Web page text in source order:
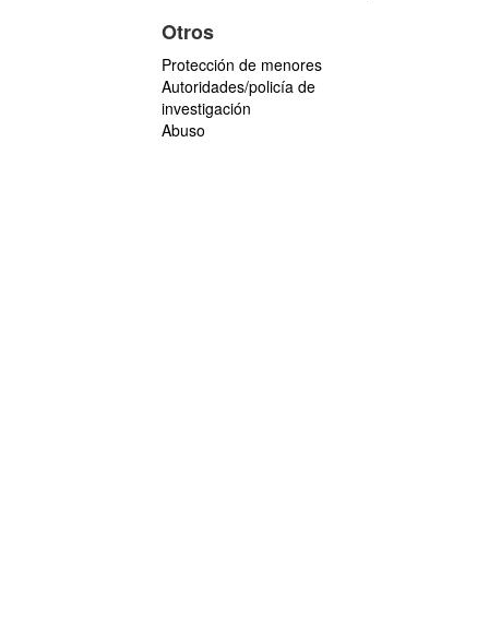
Otros
Protección de menores
Autoridades/policía de
investigación
Abuso